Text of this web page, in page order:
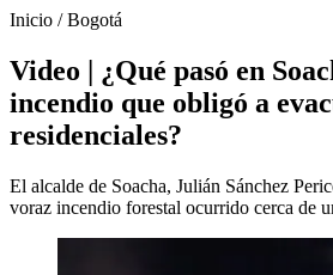
Inicio /Bogotá
Video | ¿Qué pasó en
incendio que obligó a
residenciales?
El alcalde de Soacha, Julián Sánchez
voraz incendio forestal ocurrido cerca de